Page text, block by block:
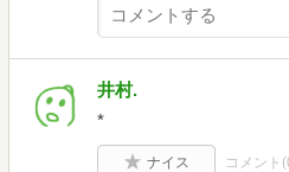
井村.
*
ナイス コメント(